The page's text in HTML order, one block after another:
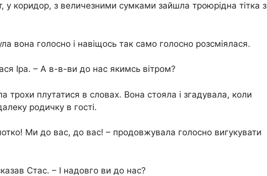
у коридор, з величезними сумками зайшла троюрідна тітка з
вона голосно і навіщось так само голосно розсміялася.
Іра. – А в-в-ви до нас якимсь вітром?
трохи плутатися в словах. Вона стояла і згадувала, коли
родичку в гості.
Ми до вас, до вас! – продовжувала голосно вигукувати
Стас. – І надовго ви до нас?